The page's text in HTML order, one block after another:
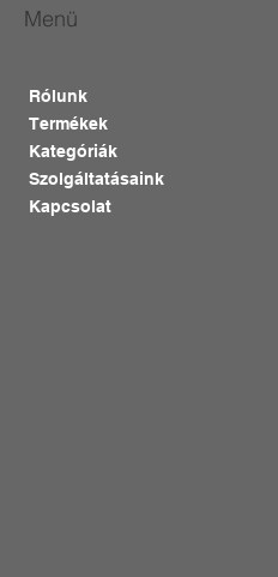
Menü
Rólunk
Termékek
Kategóriák
Szolgáltatásaink
Kapcsolat